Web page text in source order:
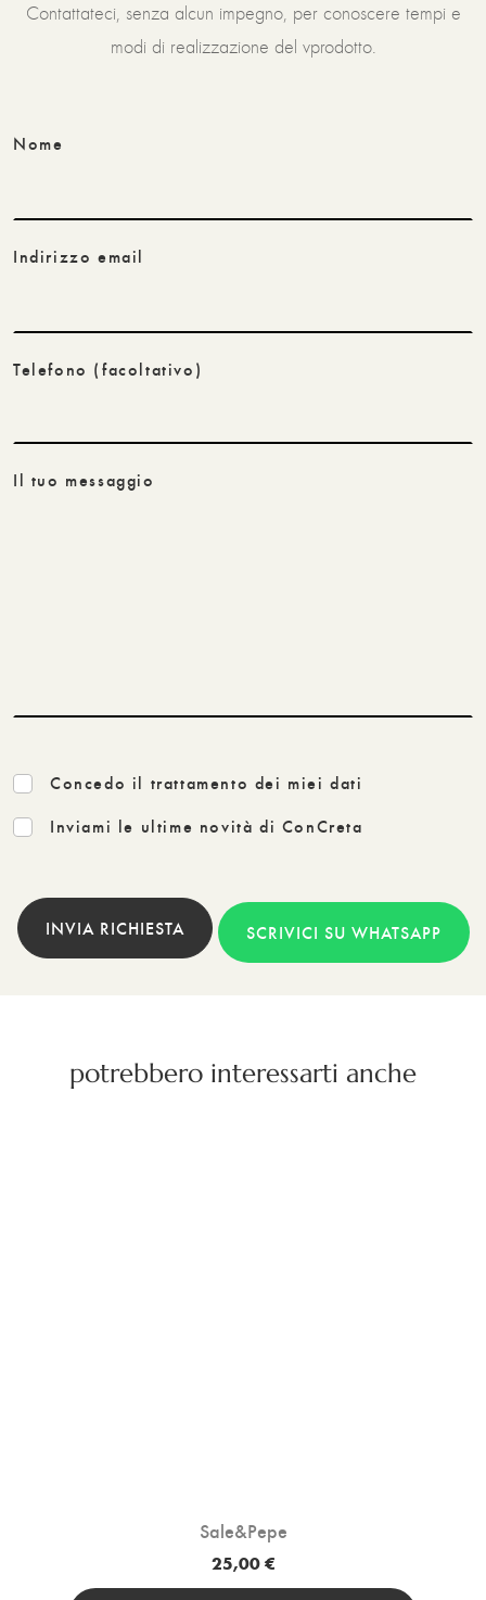
Contattateci, senza alcun impegno, per conoscere tempi e
modi di realizzazione del vprodotto.
Nome
Indirizzo email
Telefono (facoltativo)
Il tuo messaggio
Concedo il trattamento dei miei dati
Inviami le ultime novità di ConCreta
INVIA RICHIESTA SCRIVICI SU WHATSAPP
potrebbero interessarti anche
Sale&Pepe
25,00 €